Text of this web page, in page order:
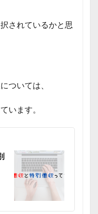
されているかと思
ついては、
います。